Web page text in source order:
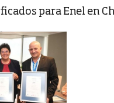
para Enel en